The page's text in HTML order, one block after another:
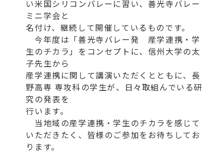
い米国シリコンバレーに習い、善光寺バレー
ミニ学会と
名付け、継続して開催しているものです。
今年度は「善光寺バレー発 産学連携・学
生のチカラ」をコンセプトに、信州大学の太
子先生から
産学連携に関して講演いただくとともに、長
野高専 専攻科の学生が、日々取組んでいる研
究の発表を
行います。
当地域の産学連携・学生のチカラを感じて
いただきたく、皆様のご参加をお待ちしてお
ります。